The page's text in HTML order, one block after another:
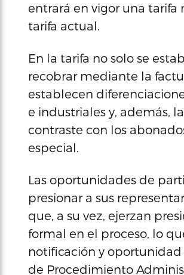
entrará en vigor una tarifa
tarifa actual.
En la tarifa no solo se
recobrar mediante la
establecen
e industriales y, además,
contraste con los
especial.
Las oportunidades de
presionar a sus
que, a su vez, ejerzan
formal en el proceso, lo
notificación y oportunidad
de Procedimiento